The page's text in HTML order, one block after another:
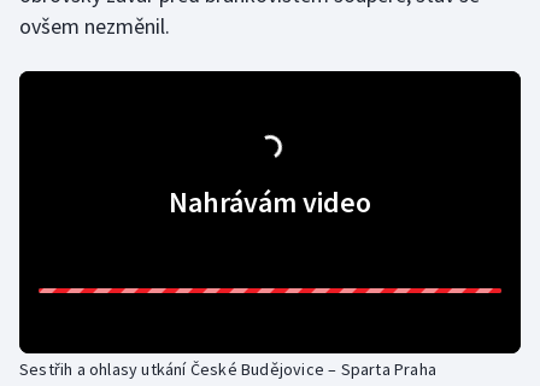
Moderní pětiboj
Ragby
ovšem nezměnil.
Nahrávám video
Sestřih a ohlasy utkání České Budějovice – Sparta Praha